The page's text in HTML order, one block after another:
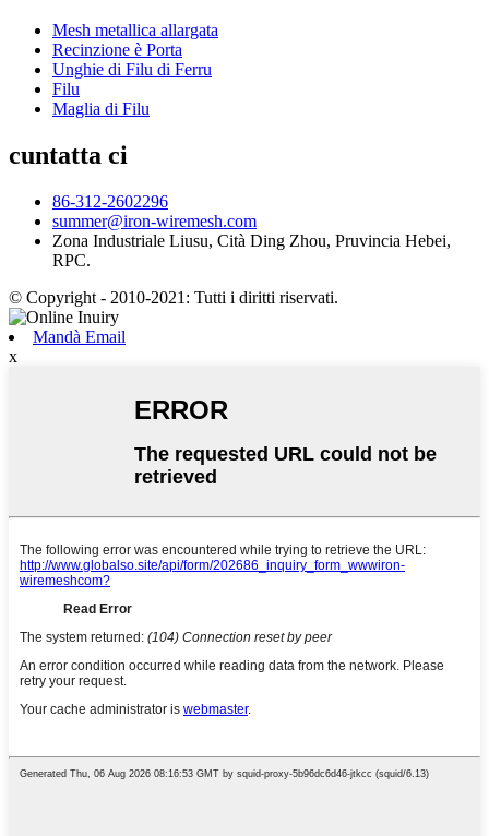
Mesh metallica allargata
Recinzione è Porta
Unghie di Filu di Ferru
Filu
Maglia di Filu
cuntatta ci
86-312-2602296
summer@iron-wiremesh.com
Zona Industriale Liusu, Cità Ding Zhou, Pruvincia Hebei,
RPC.
© Copyright - 2010-2021: Tutti i diritti riservati.
Mandà Email
x